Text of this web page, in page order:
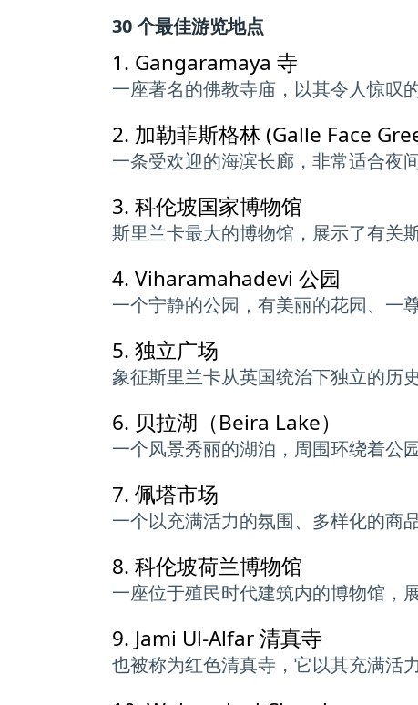
30 个最佳游览地点
1. Gangaramaya 寺
一座著名的佛教寺庙，以其令人惊叹
2. 加勒菲斯格林 (Galle Face
一条受欢迎的海滨长廊，非常适合夜
3. 科伦坡国家博物馆
斯里兰卡最大的博物馆，展示了有关
4. Viharamahadevi 公园
一个宁静的公园，有美丽的花园、一
5. 独立广场
象征斯里兰卡从英国统治下独立的历
6. 贝拉湖（Beira Lake）
一个风景秀丽的湖泊，周围环绕着公
7. 佩塔市场
一个以充满活力的氛围、多样化的商
8. 科伦坡荷兰博物馆
一座位于殖民时代建筑内的博物馆，
9. Jami Ul-Alfar 清真寺
也被称为红色清真寺，它以其充满活